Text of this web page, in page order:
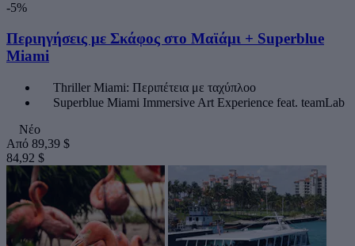
-5%
Περιηγήσεις με Σκάφος στο Μαϊάμι + Superblue
Miami
Thriller Miami: Περιπέτεια με ταχύπλοο
Superblue Miami Immersive Art Experience feat. teamLab
Νέο
Από 89,39 $
84,92 $